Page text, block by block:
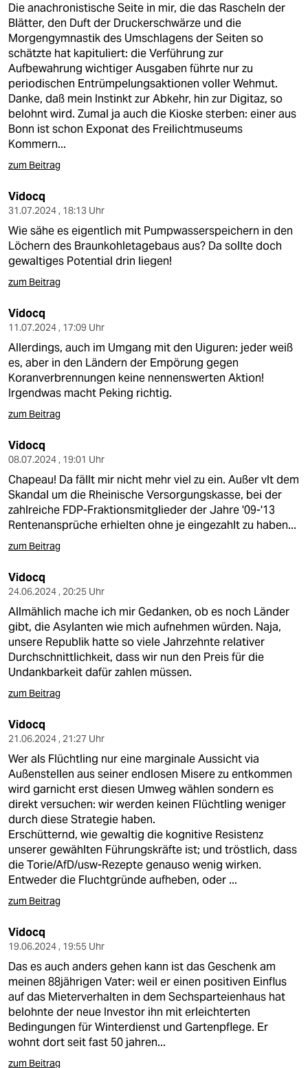
Die anachronistische Seite in mir, die das Rascheln der
Blätter, den Duft der Druckerschwärze und die
Morgengymnastik des Umschlagens der Seiten so
schätzte hat kapituliert: die Verführung zur
Aufbewahrung wichtiger Ausgaben führte nur zu
periodischen Entrümpelungsaktionen voller Wehmut.
Danke, daß mein Instinkt zur Abkehr, hin zur Digitaz, so
belohnt wird. Zumal ja auch die Kioske sterben: einer aus
Bonn ist schon Exponat des Freilichtmuseums
Kommern...
zum Beitrag
Vidocq
31.07.2024 , 18:13 Uhr
Wie sähe es eigentlich mit Pumpwasserspeichern in den
Löchern des Braunkohletagebaus aus? Da sollte doch
gewaltiges Potential drin liegen!
zum Beitrag
Vidocq
11.07.2024 , 17:09 Uhr
Allerdings, auch im Umgang mit den Uiguren: jeder weiß
es, aber in den Ländern der Empörung gegen
Koranverbrennungen keine nennenswerten Aktion!
Irgendwas macht Peking richtig.
zum Beitrag
Vidocq
08.07.2024 , 19:01 Uhr
Chapeau! Da fällt mir nicht mehr viel zu ein. Außer vlt dem
Skandal um die Rheinische Versorgungskasse, bei der
zahlreiche FDP-Fraktionsmitglieder der Jahre '09-'13
Rentenansprüche erhielten ohne je eingezahlt zu haben...
zum Beitrag
Vidocq
24.06.2024 , 20:25 Uhr
Allmählich mache ich mir Gedanken, ob es noch Länder
gibt, die Asylanten wie mich aufnehmen würden. Naja,
unsere Republik hatte so viele Jahrzehnte relativer
Durchschnittlichkeit, dass wir nun den Preis für die
Undankbarkeit dafür zahlen müssen.
zum Beitrag
Vidocq
21.06.2024 , 21:27 Uhr
Wer als Flüchtling nur eine marginale Aussicht via
Außenstellen aus seiner endlosen Misere zu entkommen
wird garnicht erst diesen Umweg wählen sondern es
direkt versuchen: wir werden keinen Flüchtling weniger
durch diese Strategie haben.
Erschütternd, wie gewaltig die kognitive Resistenz
unserer gewählten Führungskräfte ist; und tröstlich, dass
die Torie/AfD/usw-Rezepte genauso wenig wirken.
Entweder die Fluchtgründe aufheben, oder ...
zum Beitrag
Vidocq
19.06.2024 , 19:55 Uhr
Das es auch anders gehen kann ist das Geschenk am
meinen 88jährigen Vater: weil er einen positiven Einflus
auf das Mieterverhalten in dem Sechsparteienhaus hat
belohnte der neue Investor ihn mit erleichterten
Bedingungen für Winterdienst und Gartenpflege. Er
wohnt dort seit fast 50 jahren...
zum Beitrag